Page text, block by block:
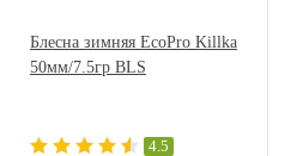
Блесна зимняя EcoPro Killka
50мм/7.5гр BLS
4.5